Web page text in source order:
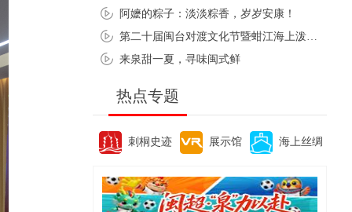
阿嬷的粽子：淡淡粽香，岁岁安康！
来泉甜一夏，寻味闽式鲜
热点专题
刺桐史迹 展示馆 海上丝绸